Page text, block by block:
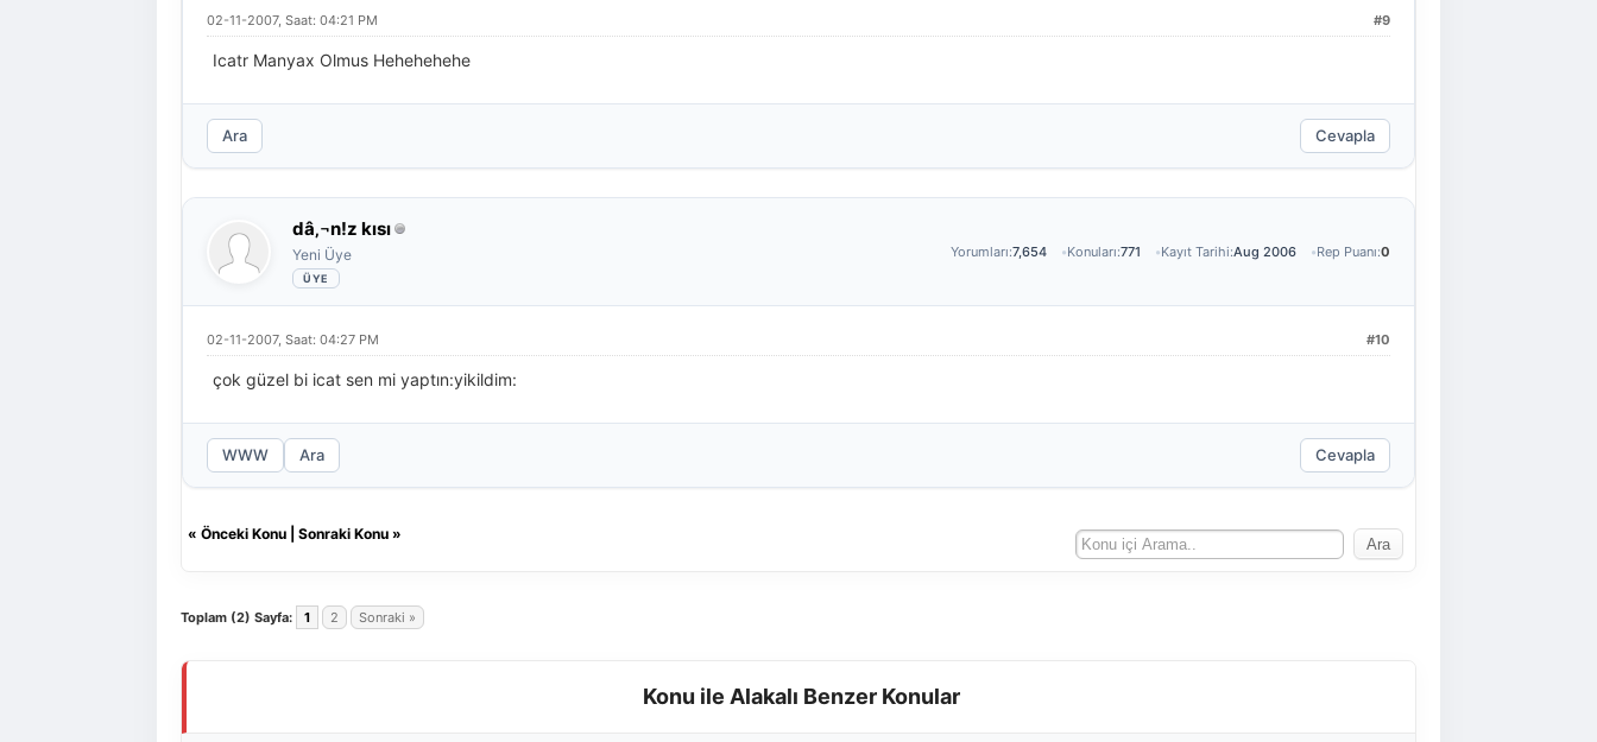
#9
02-11-2007, Saat: 04:21 PM
Icatr Manyax Olmus Hehehehehe
Ara Cevapla
dâ‚¬n!z kısı
Yeni Üye Yorumları:7,654 Konuları:771 Kayıt Tarihi:Aug 2006 Rep Puanı:0
#10
02-11-2007, Saat: 04:27 PM
çok güzel bi icat sen mi yaptın:yikildim:
WWW Ara Cevapla
« Önceki Konu Sonraki Konu »
Toplam (2) Sayfa: 1 2 Sonraki »
Konu ile Alakalı Benzer Konular